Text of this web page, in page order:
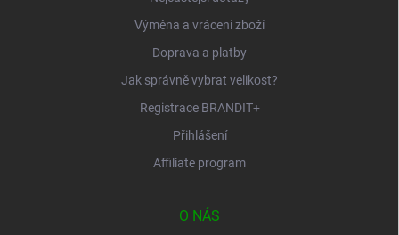
Výměna a vrácení zboží
Doprava a platby
Jak správně vybrat velikost?
Registrace BRANDIT+
Přihlášení
Affiliate program
O NÁS